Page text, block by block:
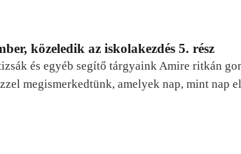
közeledik az iskolakezdés 5. rész
és egyéb segítő tárgyaink Amire ritkán
megismerkedtünk, amelyek nap, mint nap